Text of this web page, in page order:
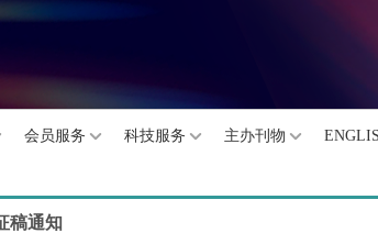
会员服务 科技服务 主办刊物
稿通知